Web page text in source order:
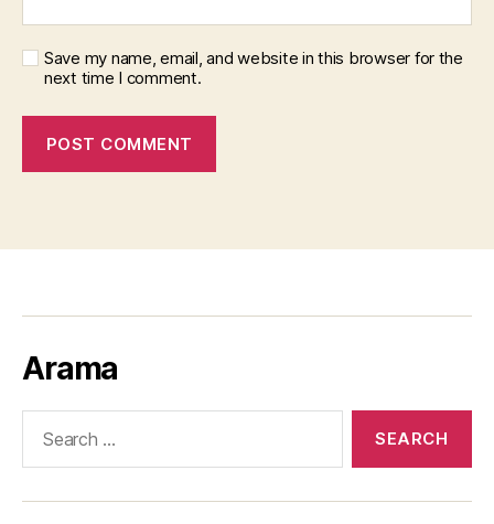
Save my name, email, and website in this browser for the
next time I comment.
Arama